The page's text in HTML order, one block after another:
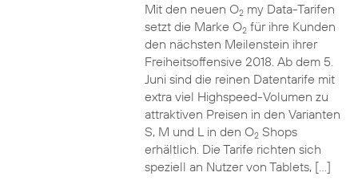
Mit den neuen O2my Data-Tarifen
setzt die Marke O2für ihre Kunden
den nächsten Meilenstein ihrer
Freiheitsoffensive 2018. Ab dem 5.
Juni sind die reinen Datentarife mit
extra viel Highspeed-Volumen zu
attraktiven Preisen in den Varianten
S, M und L in den O2Shops
erhältlich. Die Tarife richten sich
speziell an Nutzer von Tablets, […]